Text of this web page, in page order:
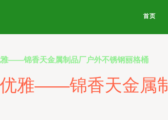
首页
雅——锦香天金属制品厂户外不锈钢丽格桶
雅——锦香天金属